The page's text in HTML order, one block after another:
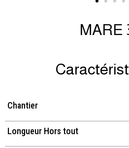
MARE
Chantier
Longueur Hors tout